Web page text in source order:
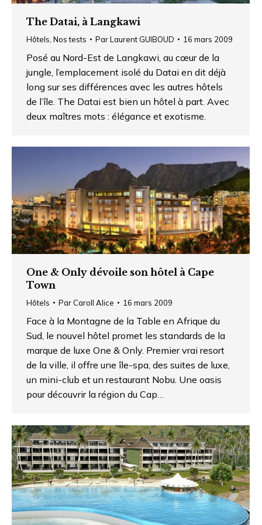
The Datai, à Langkawi
Hôtels Nos tests ParLaurent GUIBOUD 16 mars 2009
Posé au Nord-Est de Langkawi, au cœur de la
jungle, l’emplacement isolé du Datai en dit déjà
long sur ses différences avec les autres hôtels
de l’île. The Datai est bien un hôtel à part. Avec
deux maîtres mots : élégance et exotisme.
One & Only dévoile son hôtel à Cape
Town
Hôtels Par Caroll Alice 16 mars 2009
Face à la Montagne de la Table en Afrique du
Sud, le nouvel hôtel promet les standards de la
marque de luxe One & Only. Premier vrai resort
de la ville, il offre une île-spa, des suites de luxe,
un mini-club et un restaurant Nobu. Une oasis
pour découvrir la région du Cap…